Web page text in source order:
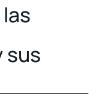
sus